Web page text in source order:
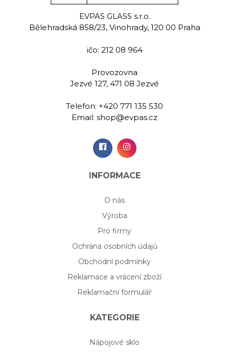
EVPAS GLASS s.r.o.
Bělehradská 858/23, Vinohrady, 120 00 Praha
ičo: 212 08 964
Provozovna
Jezvé 127, 471 08 Jezvé
Telefon: +420 771 135 530
Email: shop@evpas.cz
INFORMACE
O nás
Výroba
Pro firmy
Ochrana osobních údajů
Obchodní podmínky
Reklamace a vrácení zboží
Reklamační formulář
KATEGORIE
Nápojové sklo